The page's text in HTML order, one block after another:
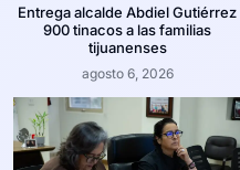
Entrega alcalde Abdiel Gutiérrez
900 tinacos a las familias
tijuanenses
agosto 6, 2026